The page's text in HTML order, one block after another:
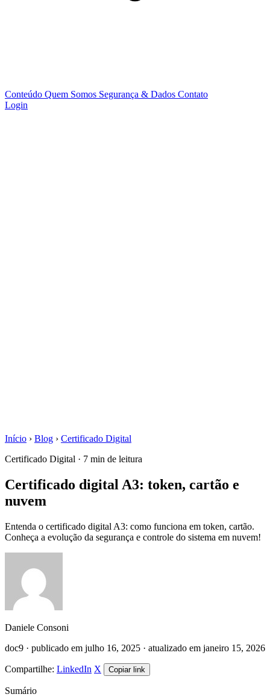
Conteúdo Quem Somos Segurança & Dados Contato
Login
Início › Blog › Certificado Digital
Certificado Digital · 7 min de leitura
Certificado digital A3: token, cartão e
nuvem
Entenda o certificado digital A3: como funciona em token, cartão.
Conheça a evolução da segurança e controle do sistema em nuvem!
Daniele Consoni
doc9 · publicado em julho 16, 2025 · atualizado em janeiro 15, 2026
Compartilhe: LinkedIn X Copiar link
Sumário